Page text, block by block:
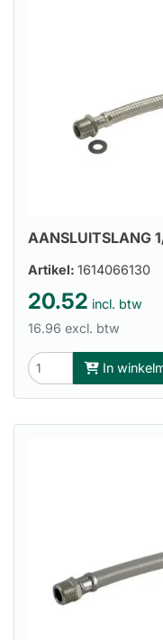
AANSLUITSLANG
Artikel: 1614066130
20.52 incl. btw
16.96 excl. btw
In